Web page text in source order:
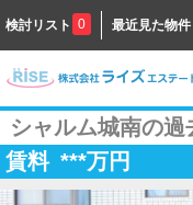
検討リスト 0 最近見た物件
シャルム城南の
賃料 ***万円